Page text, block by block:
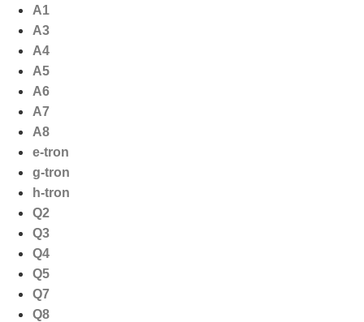
naar
inhoud
A1
A3
A4
A5
A6
A7
A8
e-tron
g-tron
h-tron
Q2
Q3
Q4
Q5
Q7
Q8